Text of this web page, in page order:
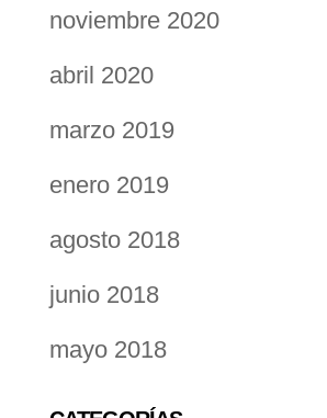
noviembre 2020
abril 2020
marzo 2019
enero 2019
agosto 2018
junio 2018
mayo 2018